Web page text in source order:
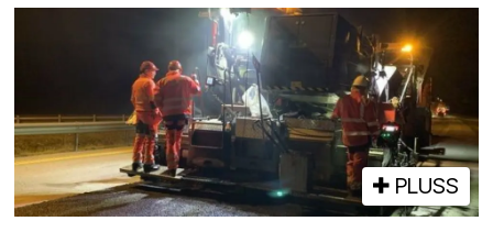
PLUSS